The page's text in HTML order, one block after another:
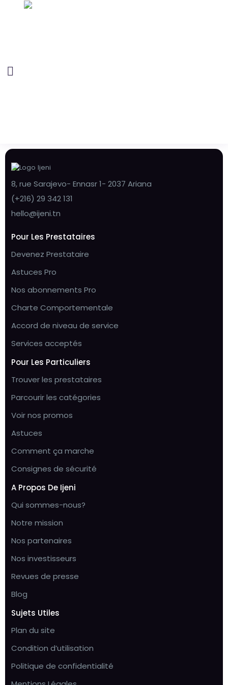
8, rue Sarajevo- Ennasr 1- 2037 Ariana
(+216) 29 342 131
hello@ijeni.tn
Pour Les Prestataires
Devenez Prestataire
Astuces Pro
Nos abonnements Pro
Charte Comportementale
Accord de niveau de service
Services acceptés
Pour Les Particuliers
Trouver les prestataires
Parcourir les catégories
Voir nos promos
Astuces
Comment ça marche
Consignes de sécurité
A Propos De Ijeni
Qui sommes-nous?
Notre mission
Nos partenaires
Nos investisseurs
Revues de presse
Blog
Sujets Utiles
Plan du site
Condition d’utilisation
Politique de confidentialité